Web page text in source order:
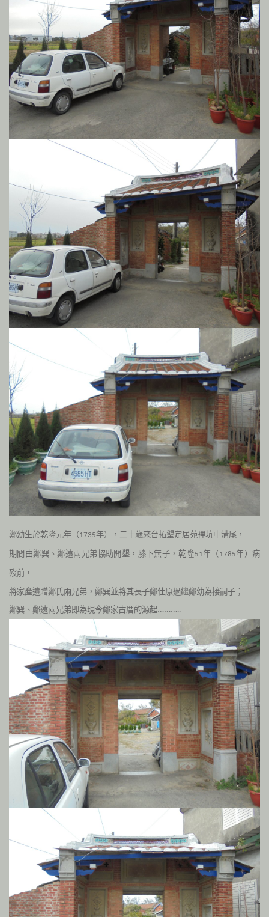
鄭幼生於乾隆元年（1735年），二十歲來台拓墾定居苑裡坑中溝尾，
期間由鄭巽、鄭遠兩兄弟協助開墾，膝下無子，乾隆51年（1785年）病
歿前，
將家產遺贈鄭氏兩兄弟，鄭巽並將其長子鄭仕原過繼鄭幼為接嗣子；
鄭巽、鄭遠兩兄弟即為現今鄭家古厝的源起………..